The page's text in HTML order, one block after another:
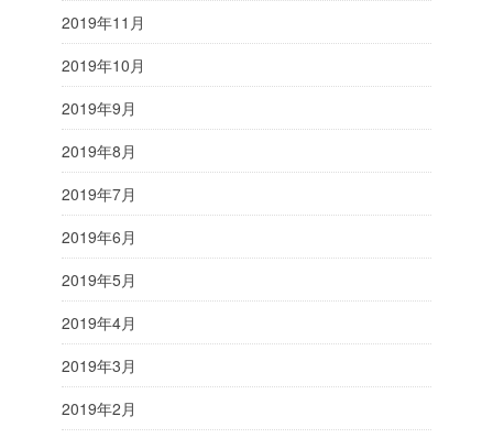
2019年11月
2019年10月
2019年9月
2019年8月
2019年7月
2019年6月
2019年5月
2019年4月
2019年3月
2019年2月